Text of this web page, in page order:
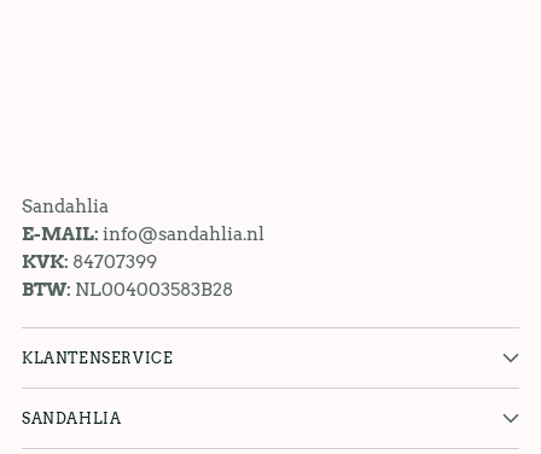
Sandahlia
E-MAIL: info@sandahlia.nl
KVK: 84707399
BTW: NL004003583B28
KLANTENSERVICE
SANDAHLIA